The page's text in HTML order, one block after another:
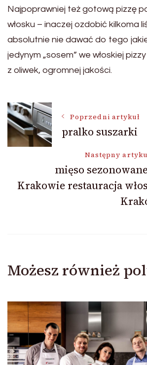
Najpoprawniej też gotową pizzę
włosku – inaczej ozdobić kilkoma
absolutnie nie dawać do tego
jedynym „sosem” we włoskiej
z oliwek, ogromnej jakości.
Nawigacja
wpisu
Poprzedni artykuł
pralko suszarki
Następny
mięso
Krakowie restauracja
Możesz również